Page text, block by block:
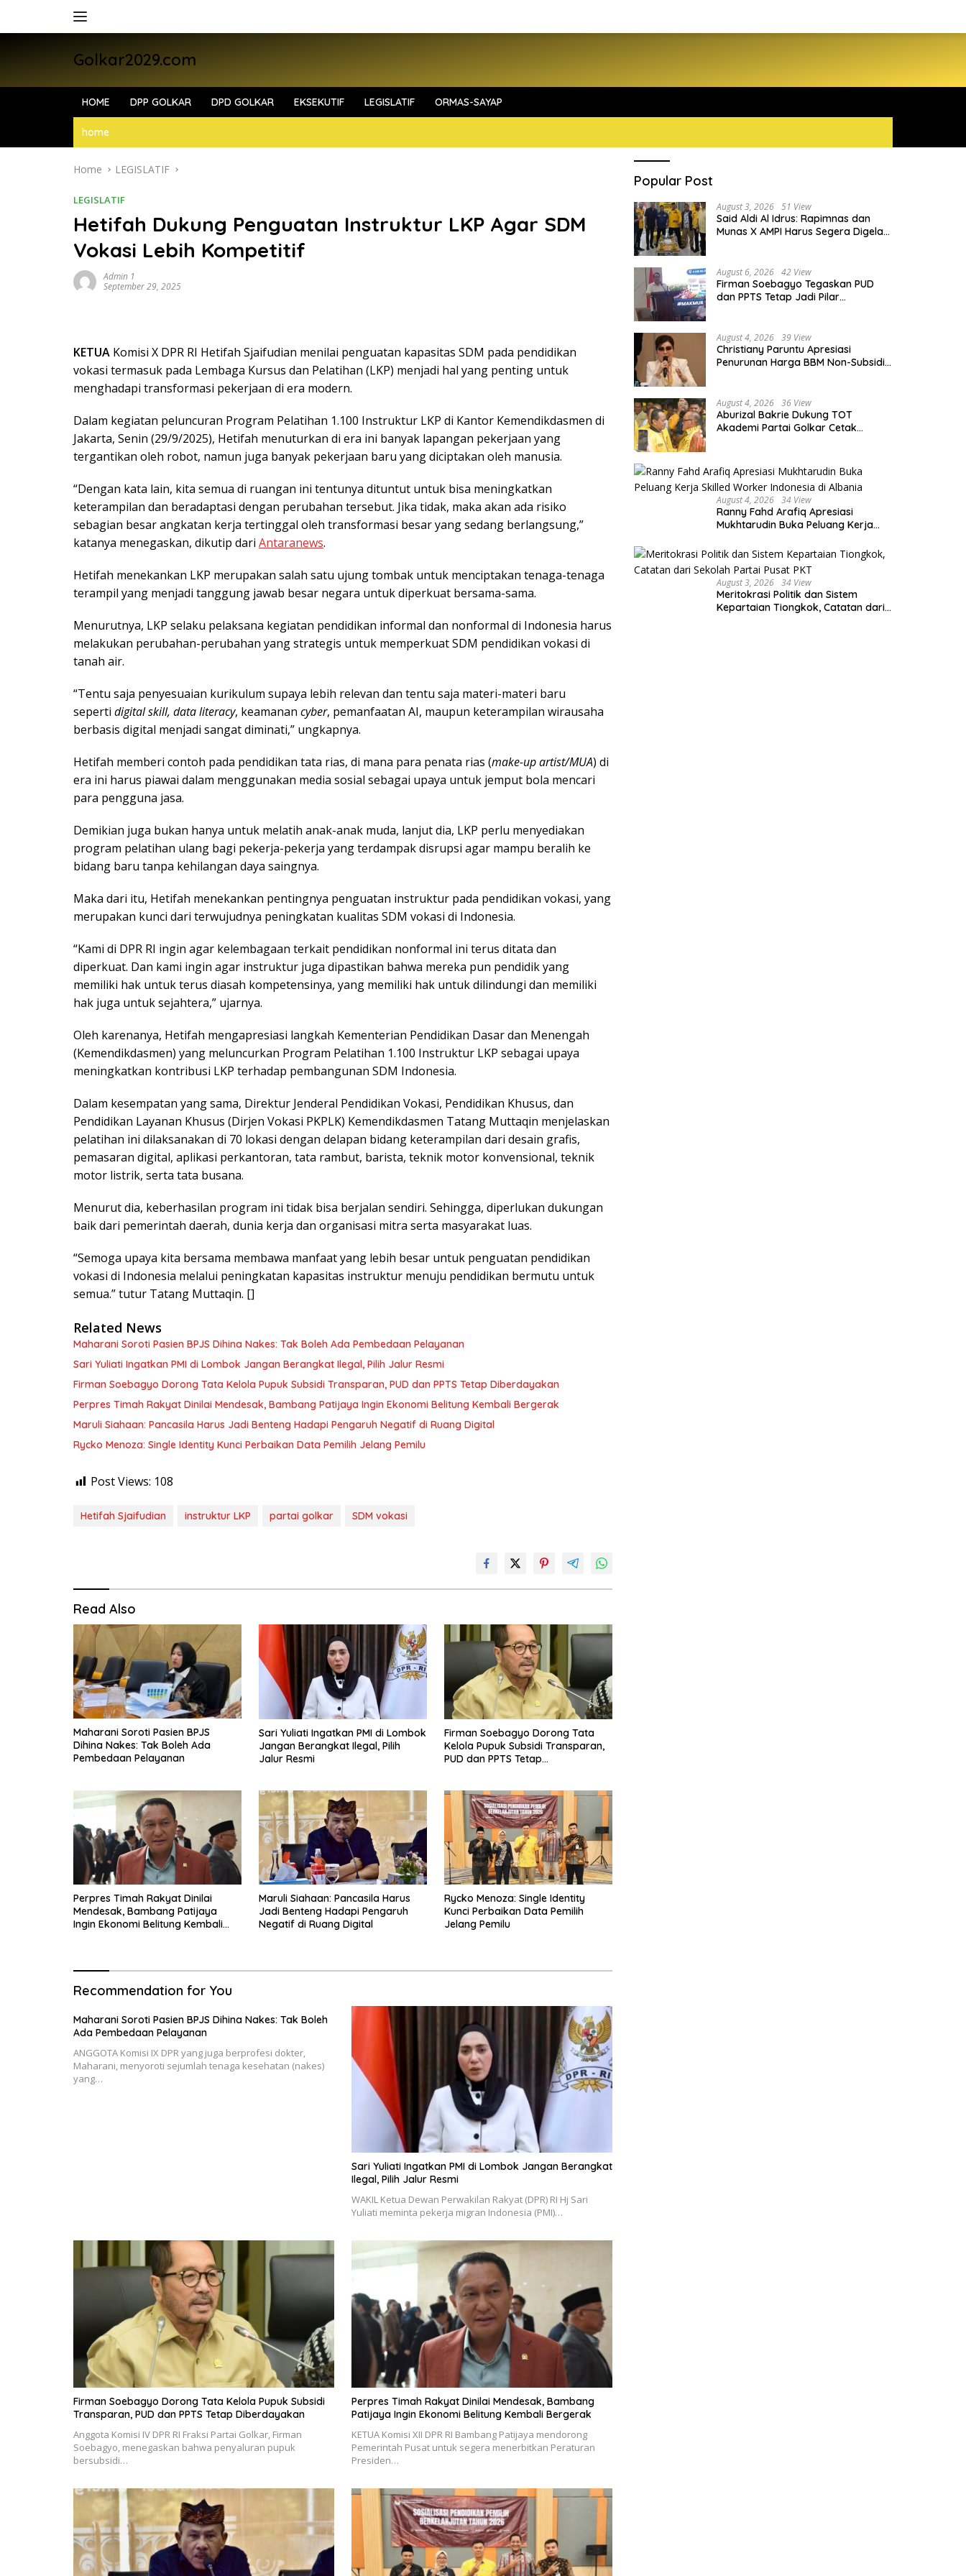
Golkar2029.com
HOME DPP GOLKAR DPD GOLKAR EKSEKUTIF LEGISLATIF ORMAS-SAYAP
home
Home LEGISLATIF
LEGISLATIF
Hetifah Dukung Penguatan Instruktur LKP Agar SDM
Vokasi Lebih Kompetitif
Admin 1
September 29, 2025
KETUA Komisi X DPR RI Hetifah Sjaifudian menilai penguatan kapasitas SDM pada pendidikan
vokasi termasuk pada Lembaga Kursus dan Pelatihan (LKP) menjadi hal yang penting untuk
menghadapi transformasi pekerjaan di era modern.
Dalam kegiatan peluncuran Program Pelatihan 1.100 Instruktur LKP di Kantor Kemendikdasmen di
Jakarta, Senin (29/9/2025), Hetifah menuturkan di era ini banyak lapangan pekerjaan yang
tergantikan oleh robot, namun juga banyak pekerjaan baru yang diciptakan oleh manusia.
“Dengan kata lain, kita semua di ruangan ini tentunya dituntut untuk bisa meningkatkan
keterampilan dan beradaptasi dengan perubahan tersebut. Jika tidak, maka akan ada risiko
sebagian besar angkatan kerja tertinggal oleh transformasi besar yang sedang berlangsung,”
katanya menegaskan, dikutip dari Antaranews.
Hetifah menekankan LKP merupakan salah satu ujung tombak untuk menciptakan tenaga-tenaga
terampil yang menjadi tanggung jawab besar negara untuk diperkuat bersama-sama.
Menurutnya, LKP selaku pelaksana kegiatan pendidikan informal dan nonformal di Indonesia harus
melakukan perubahan-perubahan yang strategis untuk memperkuat SDM pendidikan vokasi di
tanah air.
“Tentu saja penyesuaian kurikulum supaya lebih relevan dan tentu saja materi-materi baru
seperti digital skill, data literacy, keamanan cyber, pemanfaatan AI, maupun keterampilan wirausaha
berbasis digital menjadi sangat diminati,” ungkapnya.
Hetifah memberi contoh pada pendidikan tata rias, di mana para penata rias (make-up artist/MUA) di
era ini harus piawai dalam menggunakan media sosial sebagai upaya untuk jemput bola mencari
para pengguna jasa.
Demikian juga bukan hanya untuk melatih anak-anak muda, lanjut dia, LKP perlu menyediakan
program pelatihan ulang bagi pekerja-pekerja yang terdampak disrupsi agar mampu beralih ke
bidang baru tanpa kehilangan daya saingnya.
Maka dari itu, Hetifah menekankan pentingnya penguatan instruktur pada pendidikan vokasi, yang
merupakan kunci dari terwujudnya peningkatan kualitas SDM vokasi di Indonesia.
“Kami di DPR RI ingin agar kelembagaan terkait pendidikan nonformal ini terus ditata dan
diperkuat. Dan kami ingin agar instruktur juga dipastikan bahwa mereka pun pendidik yang
memiliki hak untuk terus diasah kompetensinya, yang memiliki hak untuk dilindungi dan memiliki
hak juga untuk sejahtera,” ujarnya.
Oleh karenanya, Hetifah mengapresiasi langkah Kementerian Pendidikan Dasar dan Menengah
(Kemendikdasmen) yang meluncurkan Program Pelatihan 1.100 Instruktur LKP sebagai upaya
meningkatkan kontribusi LKP terhadap pembangunan SDM Indonesia.
Dalam kesempatan yang sama, Direktur Jenderal Pendidikan Vokasi, Pendidikan Khusus, dan
Pendidikan Layanan Khusus (Dirjen Vokasi PKPLK) Kemendikdasmen Tatang Muttaqin menjelaskan
pelatihan ini dilaksanakan di 70 lokasi dengan delapan bidang keterampilan dari desain grafis,
pemasaran digital, aplikasi perkantoran, tata rambut, barista, teknik motor konvensional, teknik
motor listrik, serta tata busana.
Menurut dia, keberhasilan program ini tidak bisa berjalan sendiri. Sehingga, diperlukan dukungan
baik dari pemerintah daerah, dunia kerja dan organisasi mitra serta masyarakat luas.
“Semoga upaya kita bersama membawa manfaat yang lebih besar untuk penguatan pendidikan
vokasi di Indonesia melalui peningkatan kapasitas instruktur menuju pendidikan bermutu untuk
semua.” tutur Tatang Muttaqin. []
Related News
Maharani Soroti Pasien BPJS Dihina Nakes: Tak Boleh Ada Pembedaan Pelayanan
Sari Yuliati Ingatkan PMI di Lombok Jangan Berangkat Ilegal, Pilih Jalur Resmi
Firman Soebagyo Dorong Tata Kelola Pupuk Subsidi Transparan, PUD dan PPTS Tetap Diberdayakan
Perpres Timah Rakyat Dinilai Mendesak, Bambang Patijaya Ingin Ekonomi Belitung Kembali Bergerak
Maruli Siahaan: Pancasila Harus Jadi Benteng Hadapi Pengaruh Negatif di Ruang Digital
Rycko Menoza: Single Identity Kunci Perbaikan Data Pemilih Jelang Pemilu
Post Views: 108
Hetifah Sjaifudian instruktur LKP partai golkar SDM vokasi
Read Also
Maharani Soroti Pasien BPJS
Dihina Nakes: Tak Boleh Ada
Pembedaan Pelayanan
Sari Yuliati Ingatkan PMI di Lombok
Jangan Berangkat Ilegal, Pilih
Jalur Resmi
Firman Soebagyo Dorong Tata
Kelola Pupuk Subsidi Transparan,
PUD dan PPTS Tetap
Perpres Timah Rakyat Dinilai
Mendesak, Bambang Patijaya
Ingin Ekonomi Belitung Kembali
Maruli Siahaan: Pancasila Harus
Jadi Benteng Hadapi Pengaruh
Negatif di Ruang Digital
Rycko Menoza: Single Identity
Kunci Perbaikan Data Pemilih
Jelang Pemilu
Recommendation for You
Maharani Soroti Pasien BPJS Dihina Nakes: Tak Boleh
Ada Pembedaan Pelayanan
ANGGOTA Komisi IX DPR yang juga berprofesi dokter,
Maharani, menyoroti sejumlah tenaga kesehatan (nakes)
yang…
Sari Yuliati Ingatkan PMI di Lombok Jangan Berangkat
Ilegal, Pilih Jalur Resmi
WAKIL Ketua Dewan Perwakilan Rakyat (DPR) RI Hj Sari
Yuliati meminta pekerja migran Indonesia (PMI)…
Firman Soebagyo Dorong Tata Kelola Pupuk Subsidi
Transparan, PUD dan PPTS Tetap Diberdayakan
Anggota Komisi IV DPR RI Fraksi Partai Golkar, Firman
Soebagyo, menegaskan bahwa penyaluran pupuk
bersubsidi…
Perpres Timah Rakyat Dinilai Mendesak, Bambang
Patijaya Ingin Ekonomi Belitung Kembali Bergerak
KETUA Komisi XII DPR RI Bambang Patijaya mendorong
Pemerintah Pusat untuk segera menerbitkan Peraturan
Presiden…
Popular Post
August 3, 2026 51 View
Said Aldi Al Idrus: Rapimnas dan
Munas X AMPI Harus Segera Digelar
August 6, 2026 42 View
Firman Soebagyo Tegaskan PUD
dan PPTS Tetap Jadi Pilar
August 4, 2026 39 View
Christiany Paruntu Apresiasi
Penurunan Harga BBM Non-Subsidi,
August 4, 2026 36 View
Aburizal Bakrie Dukung TOT
Akademi Partai Golkar Cetak
August 4, 2026 34 View
Ranny Fahd Arafiq Apresiasi
Mukhtarudin Buka Peluang Kerja
August 3, 2026 34 View
Meritokrasi Politik dan Sistem
Kepartaian Tiongkok, Catatan dari